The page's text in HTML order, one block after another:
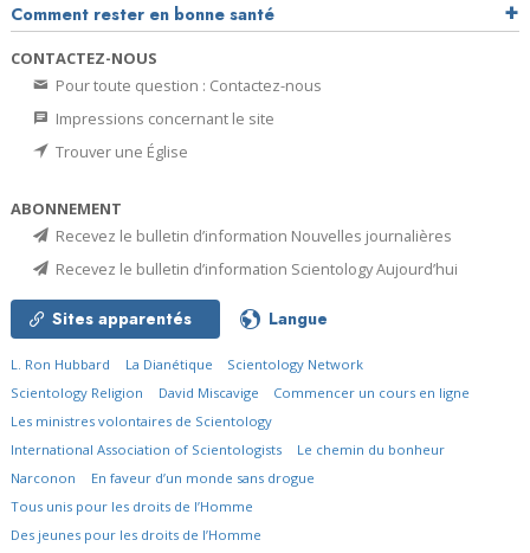
Comment rester en bonne santé
CONTACTEZ-NOUS
Pour toute question : Contactez-nous
Impressions concernant le site
Trouver une Église
ABONNEMENT
Recevez le bulletin d’information Nouvelles journalières
Recevez le bulletin d’information Scientology Aujourd’hui
Sites apparentés Langue
L. Ron Hubbard La Dianétique
Scientology Network
Scientology Religion
David Miscavige
Commencer un cours en ligne
Les ministres volontaires de Scientology
International Association of Scientologists
Le chemin du bonheur
Narconon
En faveur d’un monde sans drogue
Tous unis pour les droits de l’Homme
Des jeunes pour les droits de l’Homme